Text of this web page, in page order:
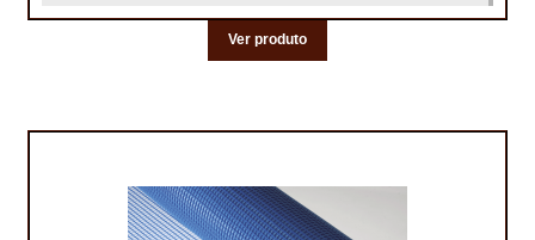
Ver produto